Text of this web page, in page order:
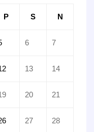
P S N
6 7
13 14
20 21
27 28